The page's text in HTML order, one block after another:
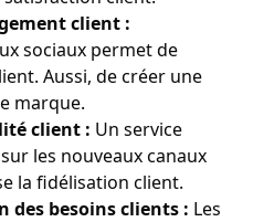
client :
sociaux permet de
Aussi, de créer une
marque.
client : Un service
les nouveaux canaux
la fidélisation client.
des besoins clients : Les